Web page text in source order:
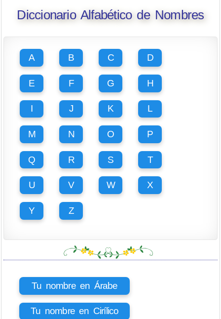
Diccionario Alfabético de Nombres
A B C D
E F G H
I J K L
M N O P
Q R S T
U V W X
Y Z
Tu nombre en Árabe
Tu nombre en Cirílico